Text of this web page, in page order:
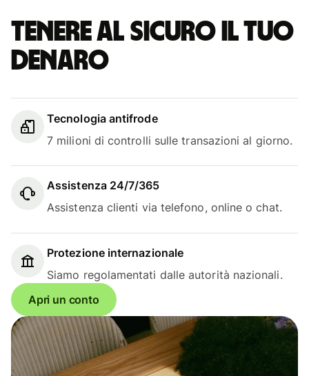
Tenere al sicuro il tuo
denaro
Tecnologia antifrode
7 milioni di controlli sulle transazioni al giorno.
Assistenza 24/7/365
Assistenza clienti via telefono, online o chat.
Protezione internazionale
Siamo regolamentati dalle autorità nazionali.
Apri un conto